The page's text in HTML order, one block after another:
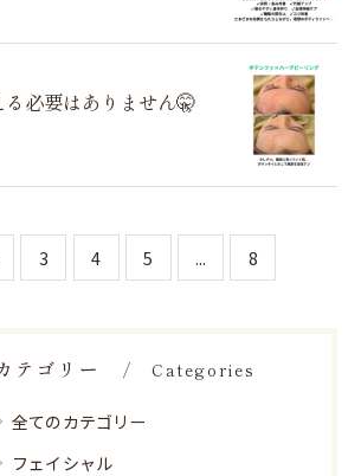
必要はありません🤫
3 4 5 ... 8
テゴリー Categories
全てのカテゴリー
フェイシャル